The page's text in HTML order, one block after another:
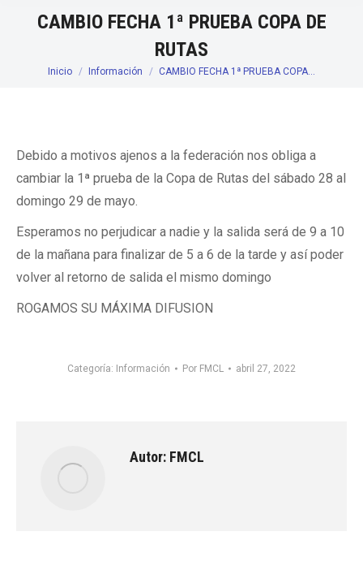
CAMBIO FECHA 1ª PRUEBA COPA DE
RUTAS
Estás aquí:
Inicio Información CAMBIO FECHA 1ª PRUEBA COPA…
Debido a motivos ajenos a la federación nos obliga a
cambiar la 1ª prueba de la Copa de Rutas del sábado 28 al
domingo 29 de mayo.
Esperamos no perjudicar a nadie y la salida será de 9 a 10
de la mañana para finalizar de 5 a 6 de la tarde y así poder
volver al retorno de salida el mismo domingo
ROGAMOS SU MÁXIMA DIFUSION
Categoría: Información Por FMCL abril 27, 2022
Autor: FMCL